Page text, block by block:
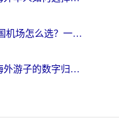
海外党必看：Clash回国机场怎么选？一篇搞定无缝访问国内资源的全攻略
穿梭和松果哪个好？海外游子的数字归乡路，到底该怎么选